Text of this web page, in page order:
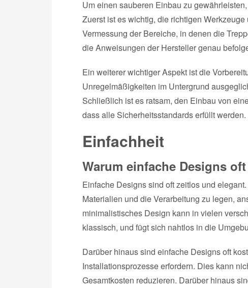
Um einen sauberen Einbau zu
Zuerst ist es wichtig, die richtigen
Vermessung der Bereiche, in denen die
die Anweisungen der Hersteller genau
Ein weiterer wichtiger Aspekt ist die
Unregelmäßigkeiten im Untergrund
Schließlich ist es ratsam, den Einbau von
dass alle Sicherheitsstandards erfüllt werden.
Einfachheit
Warum einfache Designs
Einfache Designs sind oft zeitlos und
Materialien und die Verarbeitung zu legen,
minimalistisches Design kann in vielen
klassisch, und fügt sich nahtlos in die
Darüber hinaus sind einfache Designs oft
Installationsprozesse erfordern. Dies kann
Gesamtkosten reduzieren. Darüber hinaus